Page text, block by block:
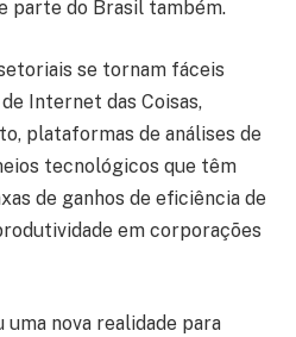
parte do Brasil também.
se tornam fáceis
Internet das Coisas,
plataformas de análises de
tecnológicos que têm
de ganhos de eficiência de
em corporações
nova realidade para